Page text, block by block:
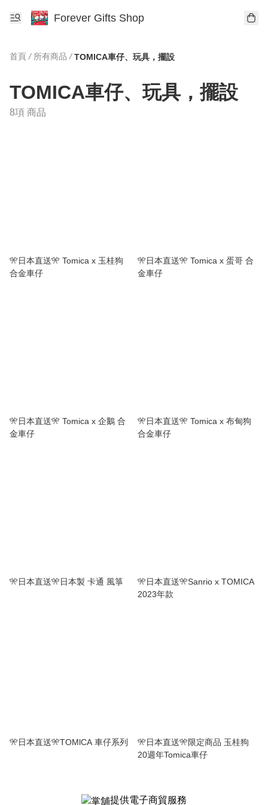
Forever Gifts Shop
首頁 / 所有商品 / TOMICA車仔、玩具，擺設
TOMICA車仔、玩具，擺設
8項 商品
🎌日本直送🎌 Tomica x 玉桂狗
合金車仔
🎌日本直送🎌 Tomica x 蛋哥 合
金車仔
🎌日本直送🎌 Tomica x 企鵝 合
金車仔
🎌日本直送🎌 Tomica x 布甸狗
合金車仔
🎌日本直送🎌日本製 卡通 風箏
🎌日本直送🎌Sanrio x TOMICA
2023年款
🎌日本直送🎌TOMlCA 車仔系列
🎌日本直送🎌限定商品 玉桂狗
20週年Tomica車仔
提供電子商貿服務